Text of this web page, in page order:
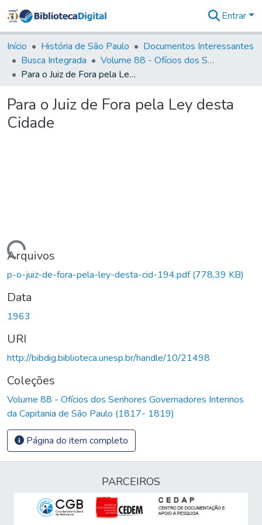
&
Coleções
Tudo na
Biblioteca
Estatísticas
Entrar
Início História de São Paulo
Documentos Interessantes
Busca Integrada
Volume 88 - Ofícios dos Senhores Governadores Interinos da Capitania de São Paulo (1817- 1819)
Para o Juiz de Fora pela Ley desta Cidade
Para o Juiz de Fora pela Ley desta
Cidade
Carregando...
Arquivos
p-o-juiz-de-fora-pela-ley-desta-cid-194.pdf(778,39 KB)
Data
1963
URI
http://bibdig.biblioteca.unesp.br/handle/10/21498
Coleções
Volume 88 - Ofícios dos Senhores Governadores Interinos
da Capitania de São Paulo (1817- 1819)
Página do item completo
PARCEIROS